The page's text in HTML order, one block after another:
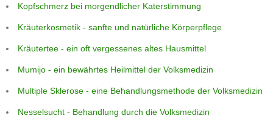
Kopfschmerz bei morgendlicher Katerstimmung
Kräuterkosmetik - sanfte und natürliche Körperpflege
Kräutertee - ein oft vergessenes altes Hausmittel
Mumijo - ein bewährtes Heilmittel der Volksmedizin
Multiple Sklerose - eine Behandlungsmethode der Volksmedizin
Nesselsucht - Behandlung durch die Volksmedizin